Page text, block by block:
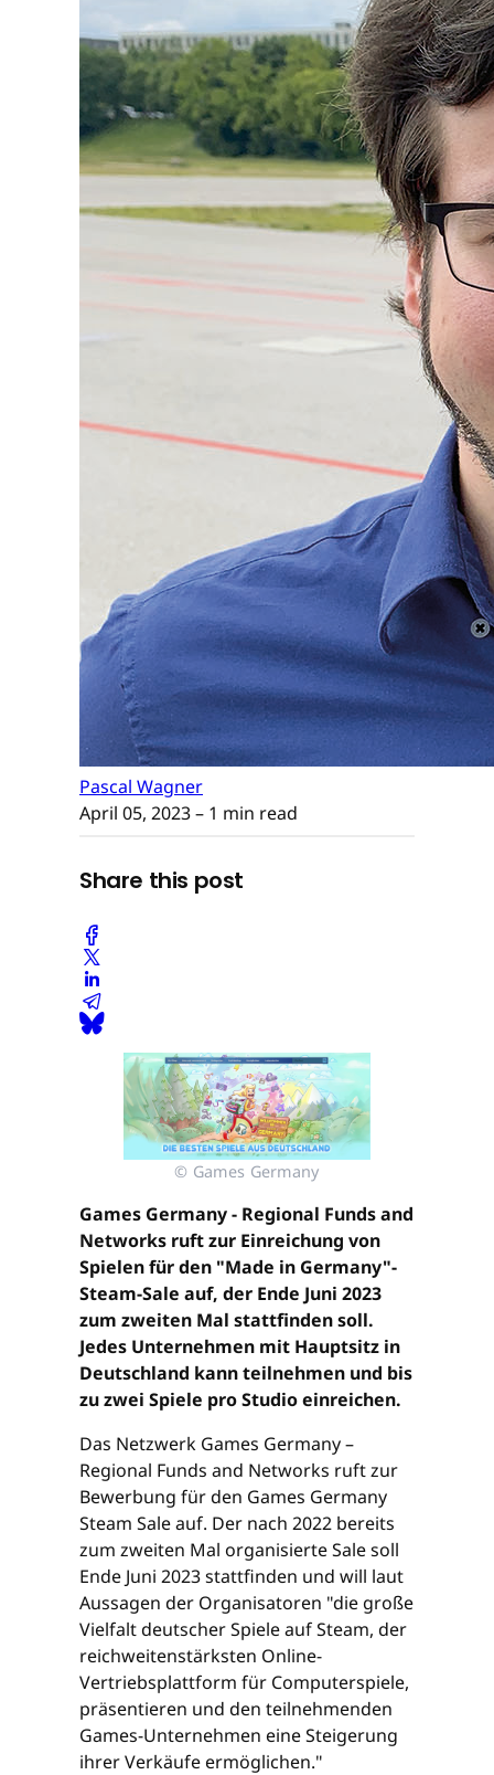
Pascal Wagner
April 05, 2023– 1 min read
Share this post
© Games Germany
Games Germany - Regional Funds and
Networks ruft zur Einreichung von
Spielen für den "Made in Germany"-
Steam-Sale auf, der Ende Juni 2023
zum zweiten Mal stattfinden soll.
Jedes Unternehmen mit Hauptsitz in
Deutschland kann teilnehmen und bis
zu zwei Spiele pro Studio einreichen.
Das Netzwerk Games Germany –
Regional Funds and Networks ruft zur
Bewerbung für den Games Germany
Steam Sale auf. Der nach 2022 bereits
zum zweiten Mal organisierte Sale soll
Ende Juni 2023 stattfinden und will laut
Aussagen der Organisatoren "die große
Vielfalt deutscher Spiele auf Steam, der
reichweitenstärksten Online-
Vertriebsplattform für Computerspiele,
präsentieren und den teilnehmenden
Games-Unternehmen eine Steigerung
ihrer Verkäufe ermöglichen."